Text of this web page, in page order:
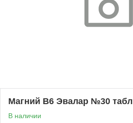
Магний В6 Эвалар №30 табл
В наличии